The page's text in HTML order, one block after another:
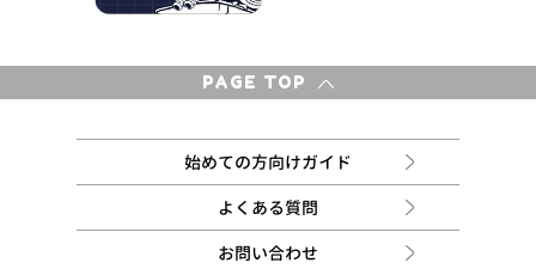
PAGE TOP
始めての方向けガイド
よくある質問
お問い合わせ